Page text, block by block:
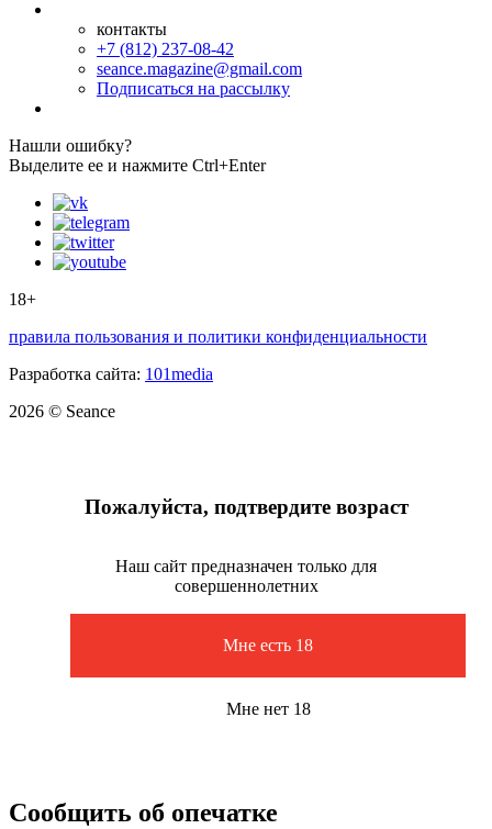
контакты
+7 (812) 237-08-42
seance.magazine@gmail.com
Подписаться на рассылку
Нашли ошибку?
Выделите ее и нажмите Ctrl+Enter
18+
правила пользования и политики конфиденциальности
Разработка сайта: 101media
2026 © Seance
Пожалуйста, подтвердите возраст
Наш сайт предназначен только для
совершеннолетних
Мне есть 18
Мне нет 18
Сообщить об опечатке